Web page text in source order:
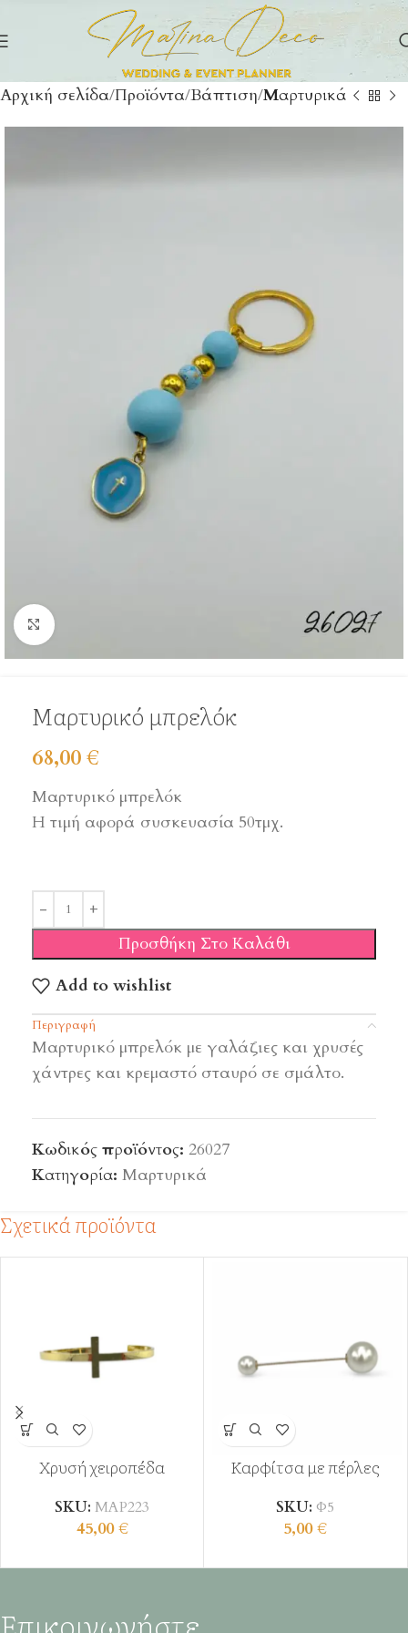
Αρχική σελίδα Προϊόντα Βάπτιση Μαρτυρικά
Click to enlarge
Μαρτυρικό μπρελόκ
68,00€
Μαρτυρικό μπρελόκ
Η τιμή αφορά συσκευασία 50τμχ.
Προσθήκη Στο Καλάθι
Add to wishlist
Περιγραφή
Μαρτυρικό μπρελόκ με γαλάζιες και χρυσές
χάντρες και κρεμαστό σταυρό σε σμάλτο.
Κωδικός προϊόντος: 26027
Κατηγορία: Μαρτυρικά
Σχετικά προϊόντα
Χρυσή χειροπέδα
SKU: ΜΑΡ223
45,00€
Καρφίτσα με πέρλες
SKU: Φ5
5,00€